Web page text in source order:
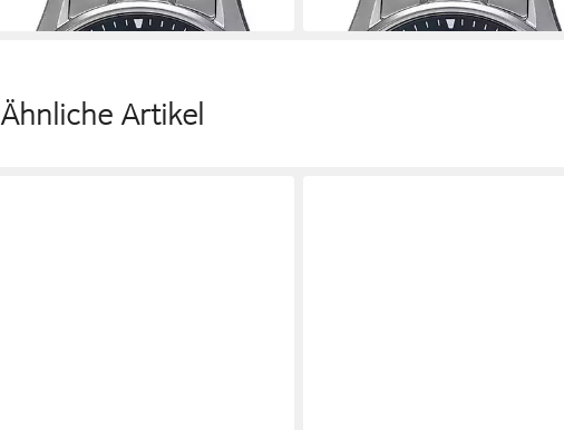
in 1-2 Werktagen bei dir in 1-2 Werktagen bei dir
Ähnliche Artikel